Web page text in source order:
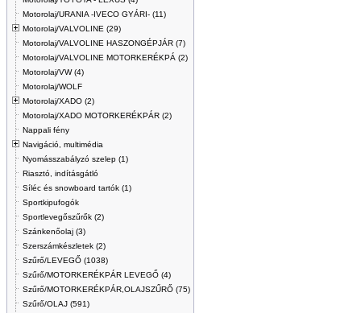
Motorolaj/URANIA -IVECO GYÁRI- (11)
Motorolaj/VALVOLINE (29)
Motorolaj/VALVOLINE HASZONGÉPJÁR (7)
Motorolaj/VALVOLINE MOTORKERÉKPÁ (2)
Motorolaj/VW (4)
Motorolaj/WOLF
Motorolaj/XADO (2)
Motorolaj/XADO MOTORKERÉKPÁR (2)
Nappali fény
Navigáció, multimédia
Nyomásszabályzó szelep (1)
Riasztó, indításgátló
Síléc és snowboard tartók (1)
Sportkipufogók
Sportlevegőszűrők (2)
Szánkenőolaj (3)
Szerszámkészletek (2)
Szűrő/LEVEGŐ (1038)
Szűrő/MOTORKERÉKPÁR LEVEGŐ (4)
Szűrő/MOTORKERÉKPÁR,OLAJSZŰRŐ (75)
Szűrő/OLAJ (591)